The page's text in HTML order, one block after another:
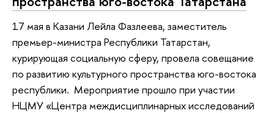
17 мая в Казани Лейла Фазлеева, заместитель
премьер-министра Республики Татарстан,
курирующая социальную сферу, провела совещание
по развитию культурного пространства юго-востока
республики. Мероприятие прошло при участии
НЦМУ «Центра междисциплинарных исследований